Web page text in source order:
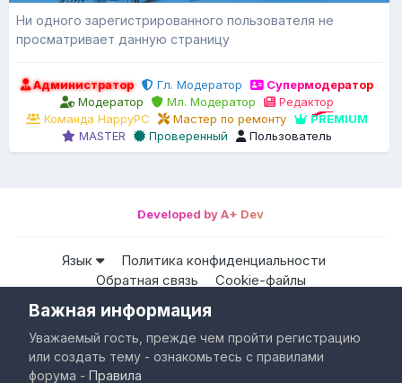
Ни одного зарегистрированного пользователя не
просматривает данную страницу
Администратор Гл. Модератор
Супермодератор
Модератор
Мл. Модератор
Редактор
Команда HappyPC
Мастер по ремонту
PREMIUM
MASTER
Проверенный Пользователь
Developed by A+ Dev
Язык
Политика конфиденциальности
Обратная связь
Cookie-файлы
Powered by Invision Community
Важная информация
Уважаемый гость, прежде чем пройти регистрацию
или создать тему - ознакомьтесь с правилами
форума -Правила